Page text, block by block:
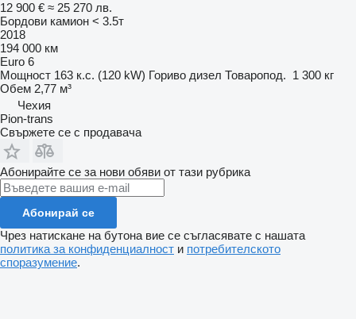
12 900 € ≈ 25 270 лв.
Бордови камион < 3.5т
2018
194 000 км
Euro 6
Мощност 163 к.с. (120 kW) Гориво дизел Товаропод. 1 300 кг
Обем 2,77 м³
Чехия
Pion-trans
Свържете се с продавача
Абонирайте се за нови обяви от тази рубрика
Абонирай се
Чрез натискане на бутона вие се съгласявате с нашата
политика за конфиденциалност и потребителското
споразумение.